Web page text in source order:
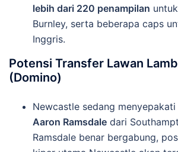
lebih dari 220 penampilan
Burnley, serta beberapa caps
Inggris.
Potensi Transfer Lawan
(Domino)
Newcastle sedang
Aaron Ramsdale dari
Ramsdale benar bergabung,